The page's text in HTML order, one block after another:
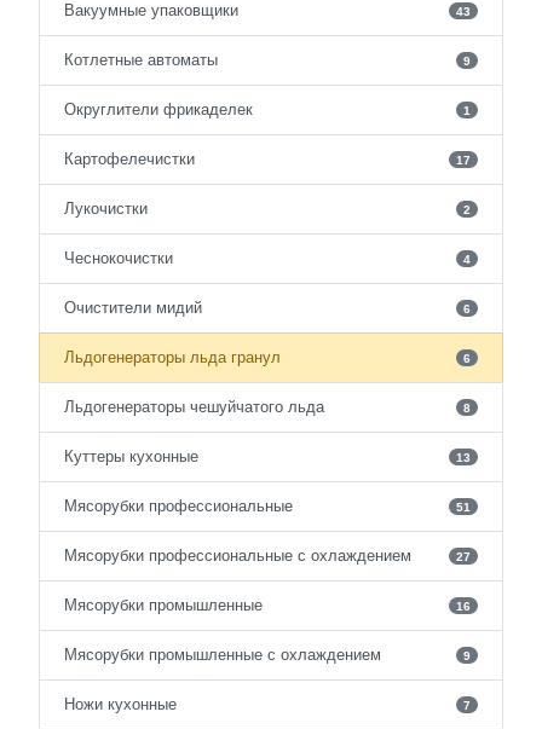
Вакуумные упаковщики 43
Котлетные автоматы 9
Округлители фрикаделек 1
Картофелечистки 17
Лукочистки 2
Чеснокочистки 4
Очистители мидий 6
Льдогенераторы льда гранул 6
Льдогенераторы чешуйчатого льда 8
Куттеры кухонные 13
Мясорубки профессиональные 51
Мясорубки профессиональные с охлаждением 27
Мясорубки промышленные 16
Мясорубки промышленные с охлаждением 9
Ножи кухонные 7